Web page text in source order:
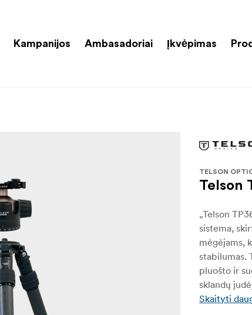
Kampanijos Ambasadoriai Įkvėpimas
TELSON
Telson
„Telson
sistema,
mėgėjams,
stabilumas.
pluošto ir
sklandų
Skaityti